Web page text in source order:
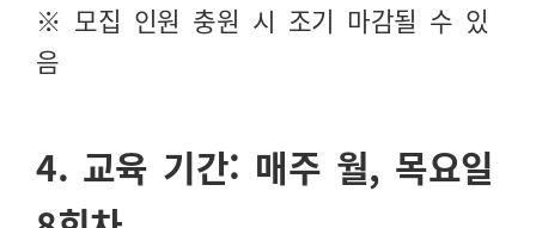
※ 모집 인원 충원 시 조기 마감될 수 있
음
4. 교육 기간: 매주 월, 목요일